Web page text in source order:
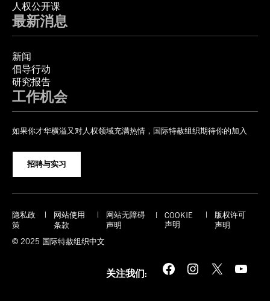
人权公开课
最新消息
新闻
倡导行动
研究报告
工作机会
如果你才华横溢又对人权领域充满热情，国际特赦组织期待你的加入
招聘与实习
隐私政
策
网站使用
条款
网站无障碍
声明
COOKIE
声明
版权许可
声明
© 2025 国际特赦组织中文
关注我们: Facebook Instagram X YouTube